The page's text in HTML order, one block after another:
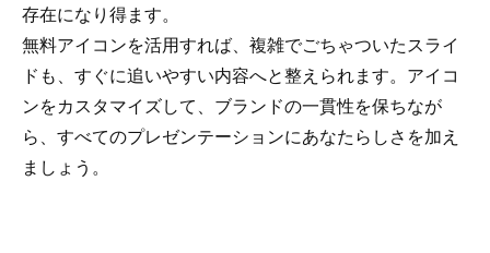
存在になり得ます。
無料アイコンを活用すれば、複雑でごちゃついたスライ
ドも、すぐに追いやすい内容へと整えられます。アイコ
ンをカスタマイズして、ブランドの一貫性を保ちなが
ら、すべてのプレゼンテーションにあなたらしさを加え
ましょう。